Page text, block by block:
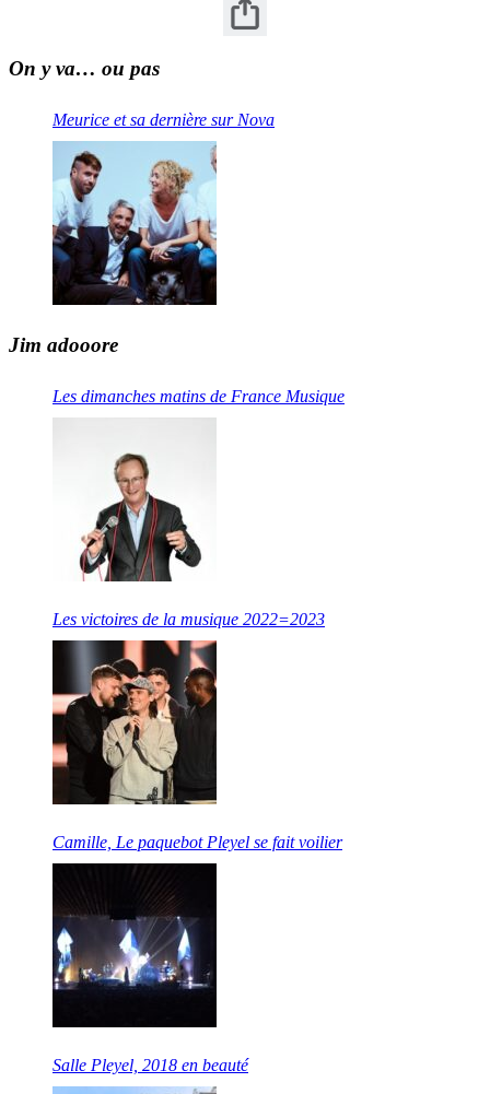
On y va… ou pas
Meurice et sa dernière sur Nova
Jim adooore
Les dimanches matins de France Musique
Les victoires de la musique 2022=2023
Camille, Le paquebot Pleyel se fait voilier
Salle Pleyel, 2018 en beauté